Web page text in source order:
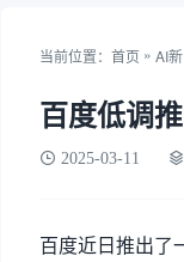
当前位置： 首页 » AI
百度低调
2025-03-11
百度近日推出了